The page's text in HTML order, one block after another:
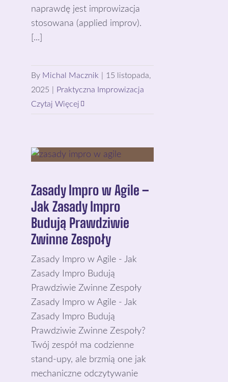
naprawdę jest improwizacja
stosowana (applied improv).
[...]
By Michal Macznik
15 listopada,
2025
Praktyczna Improwizacja
Czytaj Więcej
Zasady Impro w Agile –
Jak Zasady Impro
Budują Prawdziwie
Zwinne Zespoły
Zasady Impro w Agile - Jak
Zasady Impro Budują
Prawdziwie Zwinne Zespoły
Zasady Impro w Agile - Jak
Zasady Impro Budują
Prawdziwie Zwinne Zespoły?
Twój zespół ma codzienne
stand-upy, ale brzmią one jak
mechaniczne odczytywanie